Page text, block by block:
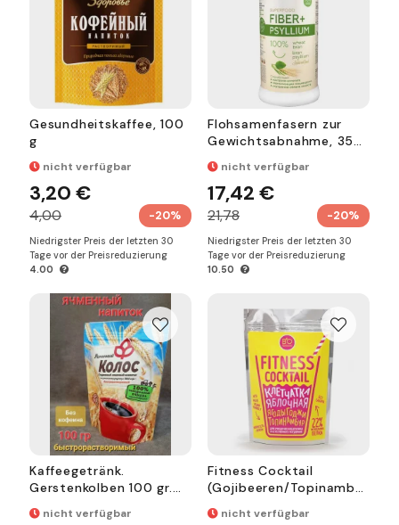
Gesundheitskaffee, 100
g
nicht verfügbar
3,20 €
4,00 -20%
Niedrigster Preis der letzten 30
Tage vor der Preisreduzierung
4.00
Flohsamenfasern zur
Gewichtsabnahme, 350
g
nicht verfügbar
17,42 €
21,78 -20%
Niedrigster Preis der letzten 30
Tage vor der Preisreduzierung
10.50
Kaffeegetränk.
Gerstenkolben 100 gr.
Softpack
nicht verfügbar
Fitness Cocktail
(Gojibeeren/Topinambur
) 150 g
nicht verfügbar